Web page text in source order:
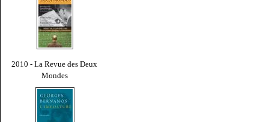
2010 - La Revue des Deux
Mondes